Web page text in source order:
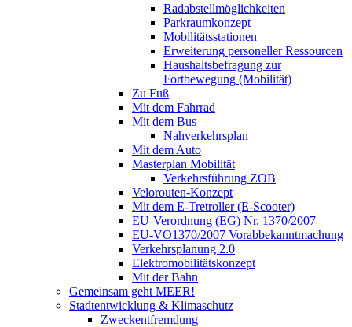
Radabstellmöglichkeiten
Parkraumkonzept
Mobilitätsstationen
Erweiterung personeller Ressourcen
Haushaltsbefragung zur
Fortbewegung (Mobilität)
Zu Fuß
Mit dem Fahrrad
Mit dem Bus
Nahverkehrsplan
Mit dem Auto
Masterplan Mobilität
Verkehrsführung ZOB
Velorouten-Konzept
Mit dem E-Tretroller (E-Scooter)
EU-Verordnung (EG) Nr. 1370/2007
EU-VO1370/2007 Vorabbekanntmachung
Verkehrsplanung 2.0
Elektromobilitätskonzept
Mit der Bahn
Gemeinsam geht MEER!
Stadtentwicklung & Klimaschutz
Zweckentfremdung